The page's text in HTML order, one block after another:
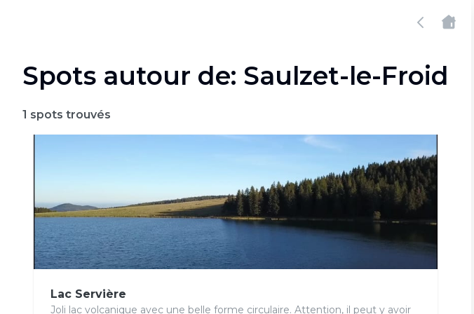
Spots autour de: Saulzet-le-Froid
1 spots trouvés
Lac Servière
Joli lac volcanique avec une belle forme circulaire. Attention, il peut y avoir